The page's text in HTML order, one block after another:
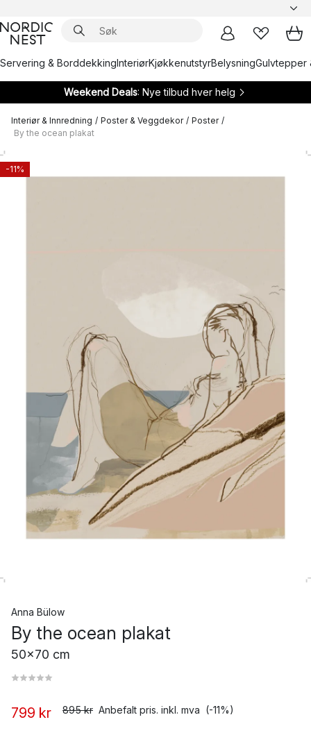
Servering & BorddekkingInteriørKjøkkenutstyrBelysningGulvtepper
Weekend Deals: Nye tilbud hver helg
Interiør & Innredning / Poster & Veggdekor / Poster /
By the ocean plakat
-11%
Anna Bülow
By the ocean plakat
50x70 cm
799 kr 895 kr Anbefalt pris. inkl. mva (-11%)